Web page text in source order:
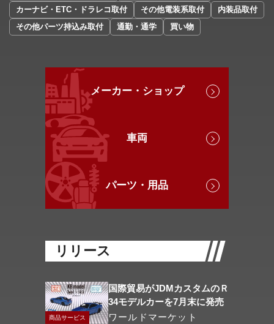
カーナビ・ETC・ドラレコ取付
その他電装系取付
内装品取付
その他パーツ持込み取付
通勤・通学 買い物
メーカー・ショップ
車両
パーツ・用品
リリース
商品サービス
国際貿易がJDMカスタムのＲ
34モデルカーを7月末に発売
ワールドマーケット